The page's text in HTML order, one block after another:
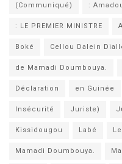
(Communiqué) :
: LE PREMIER MINISTRE
Boké Cellou Dalein
de Mamadi Doumbouya.
Déclaration en Guinée
Insécurité Juriste)
Kissidougou Labé
Mamadi Doumbouya.